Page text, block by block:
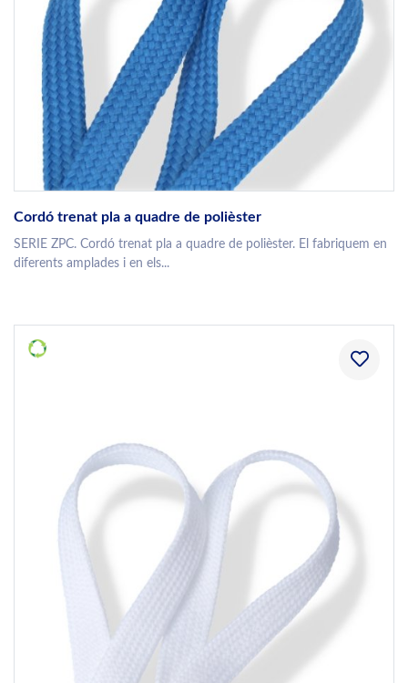
Cordó trenat pla a quadre de polièster
SERIE ZPC. Cordó trenat pla a quadre de polièster. El fabriquem en
diferents amplades i en els...